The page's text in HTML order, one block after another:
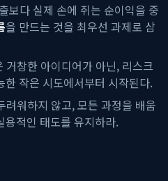
보다 실제 손에 쥐는 순이익을 중
을 만드는 것을 최우선 과제로 삼
거창한 아이디어가 아닌, 리스크
한 작은 시도에서부터 시작된다.
려워하지 않고, 모든 과정을 배움
용적인 태도를 유지하라.